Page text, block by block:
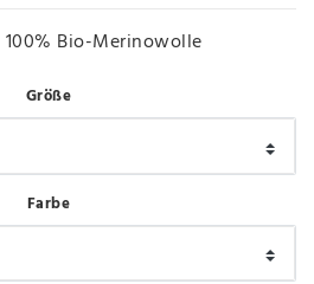
100% Bio-Merinowolle
Größe
Farbe